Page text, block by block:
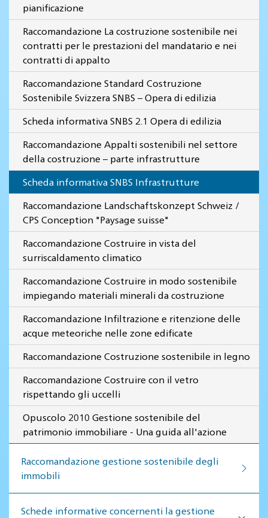
pianificazione
Raccomandazione La costruzione sostenibile nei
contratti per le prestazioni del mandatario e nei
contratti di appalto
Raccomandazione Standard Costruzione
Sostenibile Svizzera SNBS – Opera di edilizia
Scheda informativa SNBS 2.1 Opera di edilizia
Raccomandazione Appalti sostenibili nel settore
della costruzione – parte infrastrutture
Scheda informativa SNBS Infrastrutture
Raccomandazione Landschaftskonzept Schweiz /
CPS Conception "Paysage suisse"
Raccomandazione Costruire in vista del
surriscaldamento climatico
Raccomandazione Costruire in modo sostenibile
impiegando materiali minerali da costruzione
Raccomandazione Infiltrazione e ritenzione delle
acque meteoriche nelle zone edificate
Raccomandazione Costruzione sostenibile in legno
Raccomandazione Costruire con il vetro
rispettando gli uccelli
Opuscolo 2010 Gestione sostenibile del
patrimonio immobiliare - Una guida all'azione
Raccomandazione gestione so­ste­ni­bi­le de­gli
im­mo­bi­li
Schede informative concernenti la gestione